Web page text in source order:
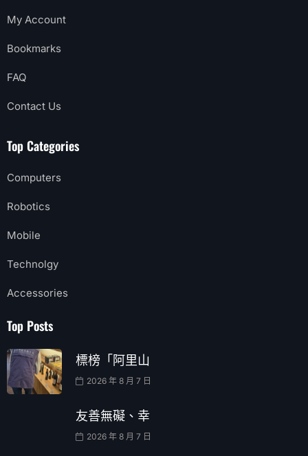
My Account
Bookmarks
FAQ
Contact Us
Top Categories
Computers
Robotics
Mobile
Technolgy
Accessories
Top Posts
標榜「阿里山
2026 年 8 月 7 日
友善無礙、幸
2026 年 8 月 7 日